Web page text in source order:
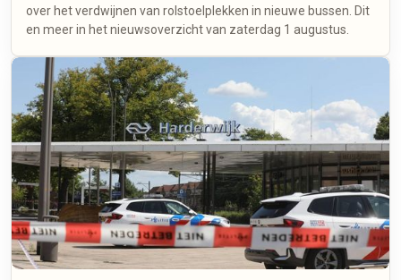
over het verdwijnen van rolstoelplekken in nieuwe bussen. Dit
en meer in het nieuwsoverzicht van zaterdag 1 augustus.